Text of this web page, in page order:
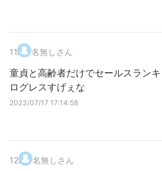
11. 名無しさん
童貞と高齢者だけでセールスラン
ログレスすげぇな
2023/07/17 17:14:58
12. 名無しさん